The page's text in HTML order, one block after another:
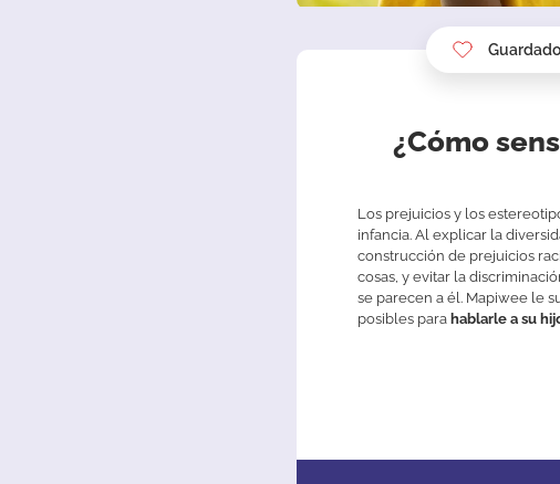
Guardado
¿Cómo
Los prejuicios y los
infancia. Al explicar la
construcción de prejuicios
cosas, y evitar la
se parecen a él. Mapiwee le
posibles para hablarle a su